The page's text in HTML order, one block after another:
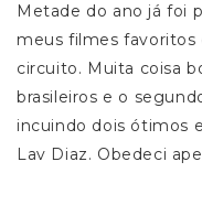
Metade do ano já foi
meus filmes
circuito. Muita coisa
brasileiros e o
incuindo dois ótimos
Lav Diaz. Obedeci